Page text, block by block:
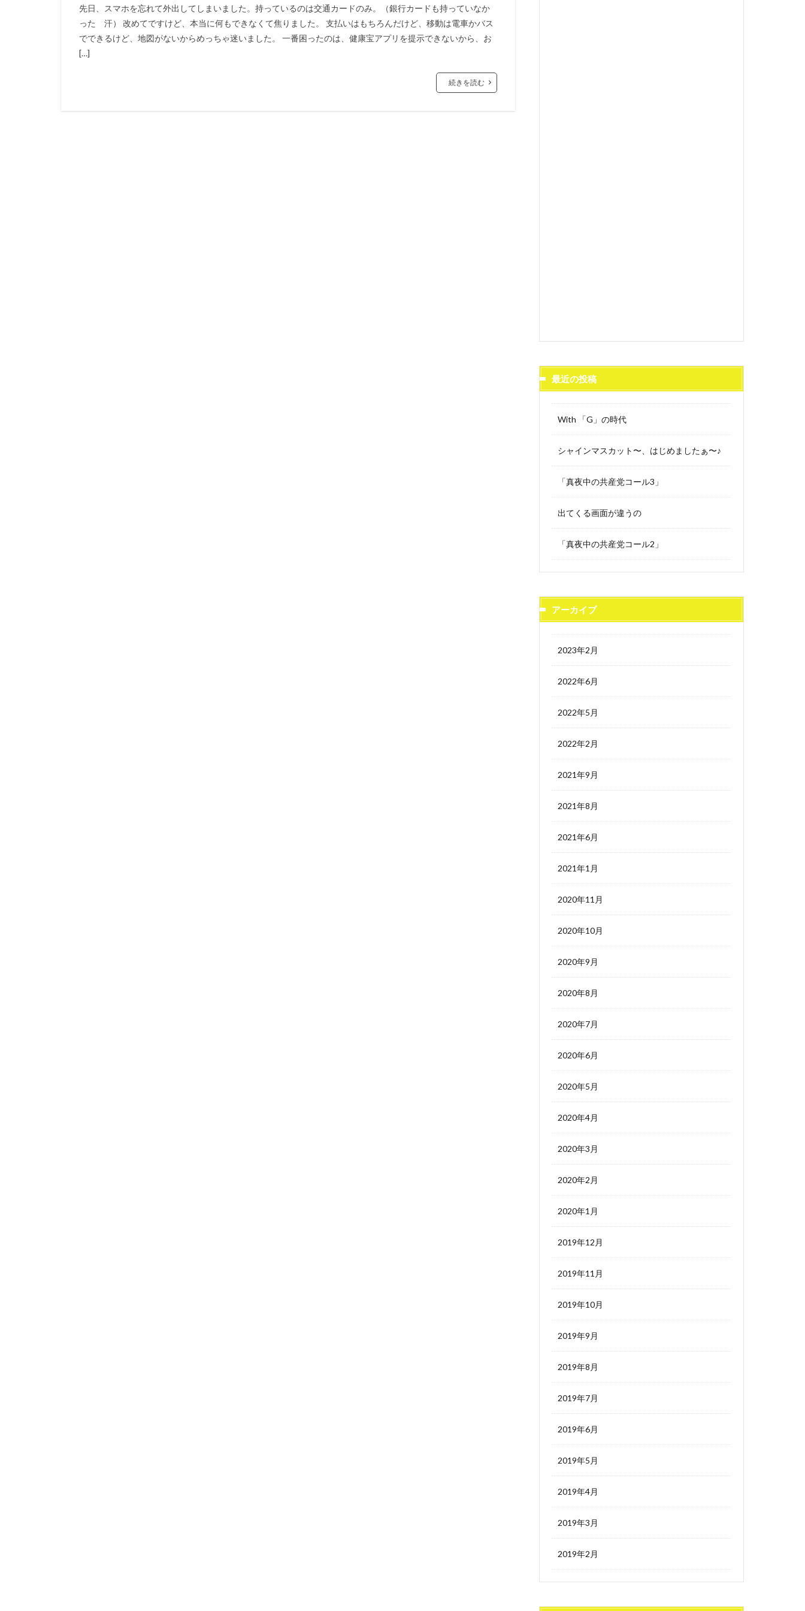
先日、スマホを忘れて外出してしまいました。持っているのは交通カードのみ。（銀行カードも持っていなか
った 汗） 改めてですけど、本当に何もできなくて焦りました。 支払いはもちろんだけど、移動は電車かバス
でできるけど、地図がないからめっちゃ迷いました。 一番困ったのは、健康宝アプリを提示できないから、お
[…]
続きを読む
最近の投稿
With 「G」の時代
シャインマスカット〜、はじめましたぁ〜♪
「真夜中の共産党コール3」
出てくる画面が違うの
「真夜中の共産党コール2」
アーカイブ
2023年2月
2022年6月
2022年5月
2022年2月
2021年9月
2021年8月
2021年6月
2021年1月
2020年11月
2020年10月
2020年9月
2020年8月
2020年7月
2020年6月
2020年5月
2020年4月
2020年3月
2020年2月
2020年1月
2019年12月
2019年11月
2019年10月
2019年9月
2019年8月
2019年7月
2019年6月
2019年5月
2019年4月
2019年3月
2019年2月